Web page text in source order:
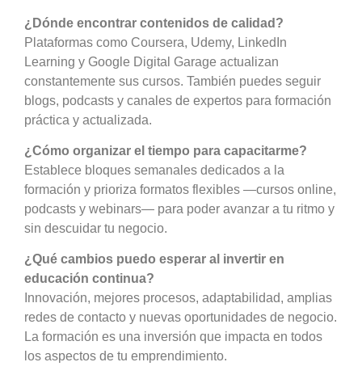
¿Dónde encontrar contenidos de calidad?
Plataformas como Coursera, Udemy, LinkedIn
Learning y Google Digital Garage actualizan
constantemente sus cursos. También puedes seguir
blogs, podcasts y canales de expertos para formación
práctica y actualizada.
¿Cómo organizar el tiempo para capacitarme?
Establece bloques semanales dedicados a la
formación y prioriza formatos flexibles —cursos online,
podcasts y webinars— para poder avanzar a tu ritmo y
sin descuidar tu negocio.
¿Qué cambios puedo esperar al invertir en
educación continua?
Innovación, mejores procesos, adaptabilidad, amplias
redes de contacto y nuevas oportunidades de negocio.
La formación es una inversión que impacta en todos
los aspectos de tu emprendimiento.